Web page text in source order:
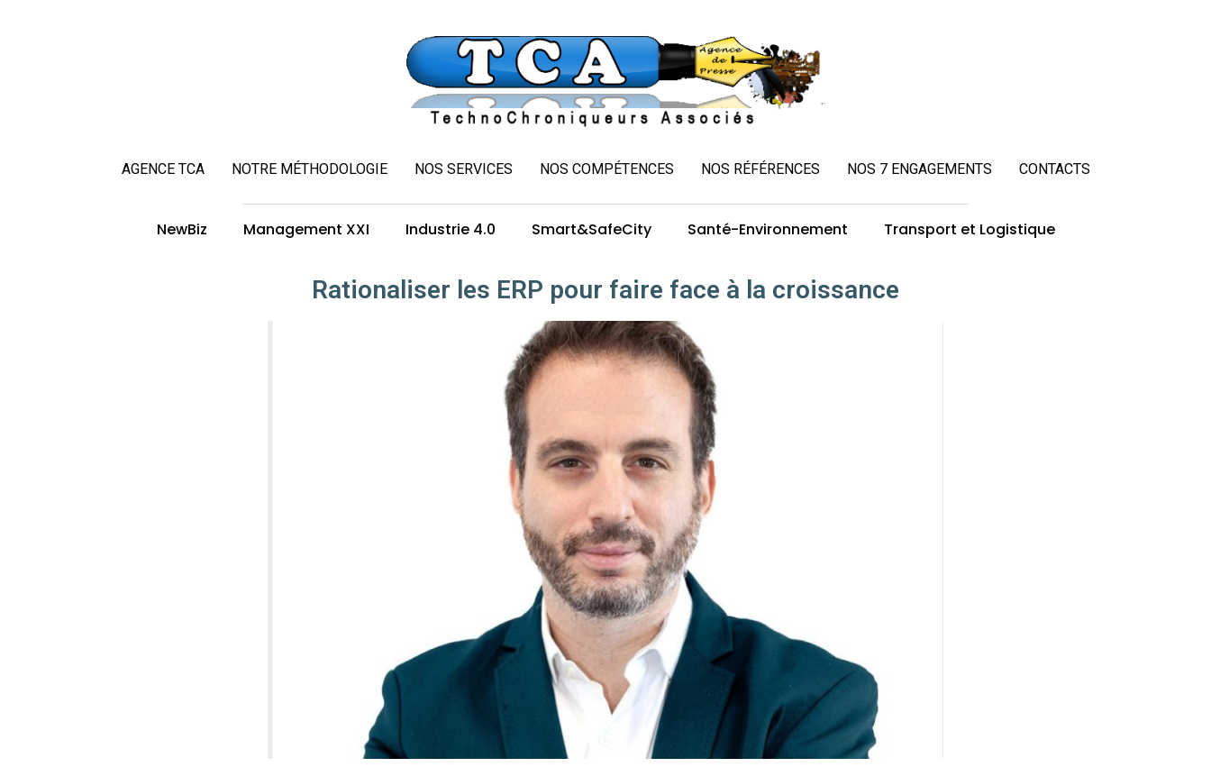
AGENCE TCA NOTRE MÉTHODOLOGIE NOS SERVICES NOS COMPÉTENCES NOS RÉFÉRENCES NOS 7 ENGAGEMENTS CONTACTS
NewBiz Management XXI Industrie 4.0 Smart&SafeCity Santé-Environnement Transport et Logistique
Rationaliser les ERP pour faire face à la croissance